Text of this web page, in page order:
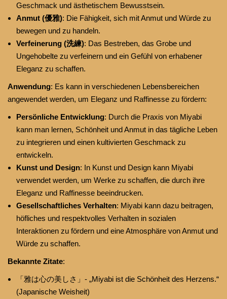
Geschmack und ästhetischem Bewusstsein.
Anmut (優雅): Die Fähigkeit, sich mit Anmut und Würde zu
bewegen und zu handeln.
Verfeinerung (洗練): Das Bestreben, das Grobe und
Ungehobelte zu verfeinern und ein Gefühl von erhabener
Eleganz zu schaffen.
Anwendung: Es kann in verschiedenen Lebensbereichen
angewendet werden, um Eleganz und Raffinesse zu fördern:
Persönliche Entwicklung: Durch die Praxis von Miyabi
kann man lernen, Schönheit und Anmut in das tägliche Leben
zu integrieren und einen kultivierten Geschmack zu
entwickeln.
Kunst und Design: In Kunst und Design kann Miyabi
verwendet werden, um Werke zu schaffen, die durch ihre
Eleganz und Raffinesse beeindrucken.
Gesellschaftliches Verhalten: Miyabi kann dazu beitragen,
höfliches und respektvolles Verhalten in sozialen
Interaktionen zu fördern und eine Atmosphäre von Anmut und
Würde zu schaffen.
Bekannte Zitate:
「雅は心の美しさ」- „Miyabi ist die Schönheit des Herzens.“
(Japanische Weisheit)